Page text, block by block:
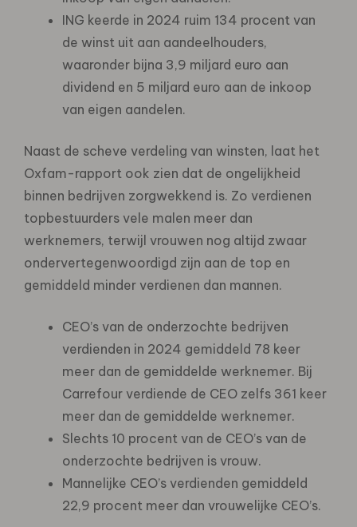
ING keerde in 2024 ruim 134 procent van
de winst uit aan aandeelhouders,
waaronder bijna 3,9 miljard euro aan
dividend en 5 miljard euro aan de inkoop
van eigen aandelen.
Naast de scheve verdeling van winsten, laat het
Oxfam-rapport ook zien dat de ongelijkheid
binnen bedrijven zorgwekkend is. Zo verdienen
topbestuurders vele malen meer dan
werknemers, terwijl vrouwen nog altijd zwaar
ondervertegenwoordigd zijn aan de top en
gemiddeld minder verdienen dan mannen.
CEO’s van de onderzochte bedrijven
verdienden in 2024 gemiddeld 78 keer
meer dan de gemiddelde werknemer. Bij
Carrefour verdiende de CEO zelfs 361 keer
meer dan de gemiddelde werknemer.
Slechts 10 procent van de CEO’s van de
onderzochte bedrijven is vrouw.
Mannelijke CEO’s verdienden gemiddeld
22,9 procent meer dan vrouwelijke CEO’s.